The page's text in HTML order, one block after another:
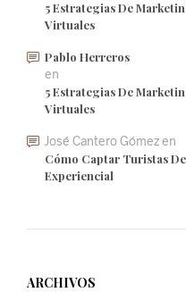
5 Estrategias De
Virtuales
Pablo Herreros
en
5 Estrategias De
Virtuales
José Cantero Gómezen
Cómo Captar Turistas
Experiencial
ARCHIVOS